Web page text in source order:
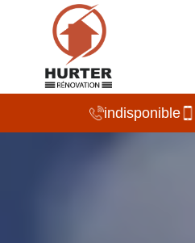
indisponible